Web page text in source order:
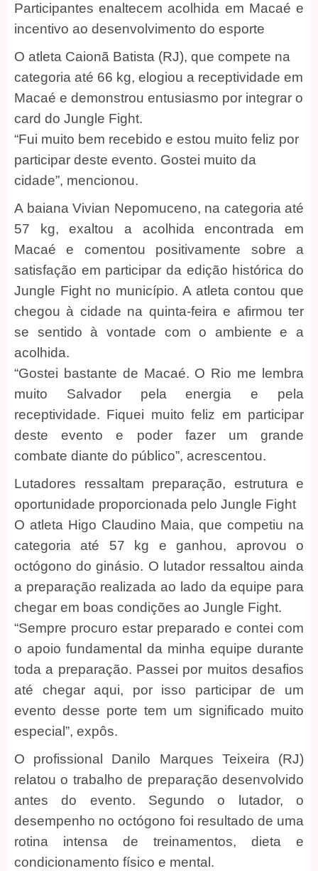
Participantes enaltecem acolhida em Macaé e
incentivo ao desenvolvimento do esporte
O atleta Caionã Batista (RJ), que compete na
categoria até 66 kg, elogiou a receptividade em
Macaé e demonstrou entusiasmo por integrar o
card do Jungle Fight.
“Fui muito bem recebido e estou muito feliz por
participar deste evento. Gostei muito da
cidade”, mencionou.
A baiana Vivian Nepomuceno, na categoria até
57 kg, exaltou a acolhida encontrada em
Macaé e comentou positivamente sobre a
satisfação em participar da edição histórica do
Jungle Fight no município. A atleta contou que
chegou à cidade na quinta-feira e afirmou ter
se sentido à vontade com o ambiente e a
acolhida.
“Gostei bastante de Macaé. O Rio me lembra
muito Salvador pela energia e pela
receptividade. Fiquei muito feliz em participar
deste evento e poder fazer um grande
combate diante do público”, acrescentou.
Lutadores ressaltam preparação, estrutura e
oportunidade proporcionada pelo Jungle Fight
O atleta Higo Claudino Maia, que competiu na
categoria até 57 kg e ganhou, aprovou o
octógono do ginásio. O lutador ressaltou ainda
a preparação realizada ao lado da equipe para
chegar em boas condições ao Jungle Fight.
“Sempre procuro estar preparado e contei com
o apoio fundamental da minha equipe durante
toda a preparação. Passei por muitos desafios
até chegar aqui, por isso participar de um
evento desse porte tem um significado muito
especial”, expôs.
O profissional Danilo Marques Teixeira (RJ)
relatou o trabalho de preparação desenvolvido
antes do evento. Segundo o lutador, o
desempenho no octógono foi resultado de uma
rotina intensa de treinamentos, dieta e
condicionamento físico e mental.